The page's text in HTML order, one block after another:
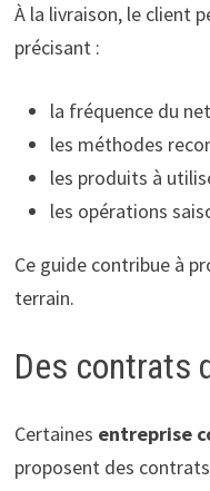
À la livraison, le client
précisant :
la fréquence du
les méthodes
les produits à
les opérations
Ce guide contribue à
terrain.
Des contrats
Certaines entreprise
proposent des